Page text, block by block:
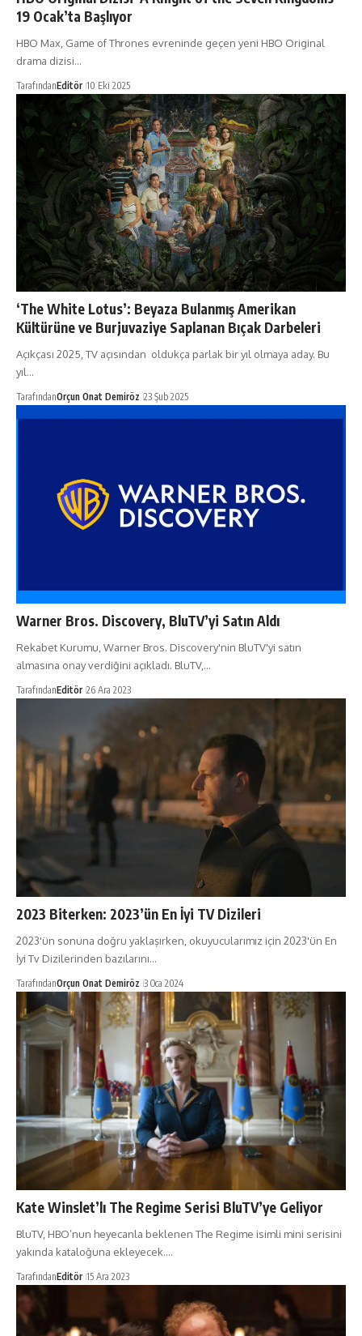
19 Ocak’ta Başlıyor
HBO Max, Game of Thrones evreninde geçen yeni HBO Original
drama dizisi…
TarafındanEditör 10 Eki 2025
‘The White Lotus’: Beyaza Bulanmış Amerikan
Kültürüne ve Burjuvaziye Saplanan Bıçak Darbeleri
Açıkçası 2025, TV açısından oldukça parlak bir yıl olmaya aday. Bu
yıl…
TarafındanOrçun Onat Demiröz 23 Şub 2025
Warner Bros. Discovery, BluTV’yi Satın Aldı
Rekabet Kurumu, Warner Bros. Discovery'nin BluTV'yi satın
almasına onay verdiğini açıkladı. BluTV,…
TarafındanEditör 26 Ara 2023
2023 Biterken: 2023’ün En İyi TV Dizileri
2023'ün sonuna doğru yaklaşırken, okuyucularımız için 2023'ün En
İyi Tv Dizilerinden bazılarını…
TarafındanOrçun Onat Demiröz 3 Oca 2024
Kate Winslet’lı The Regime Serisi BluTV’ye Geliyor
BluTV, HBO’nun heyecanla beklenen The Regime isimli mini serisini
yakında kataloğuna ekleyecek.…
TarafındanEditör 15 Ara 2023